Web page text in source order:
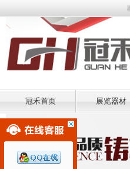
欢迎
冠禾首页 展览器材